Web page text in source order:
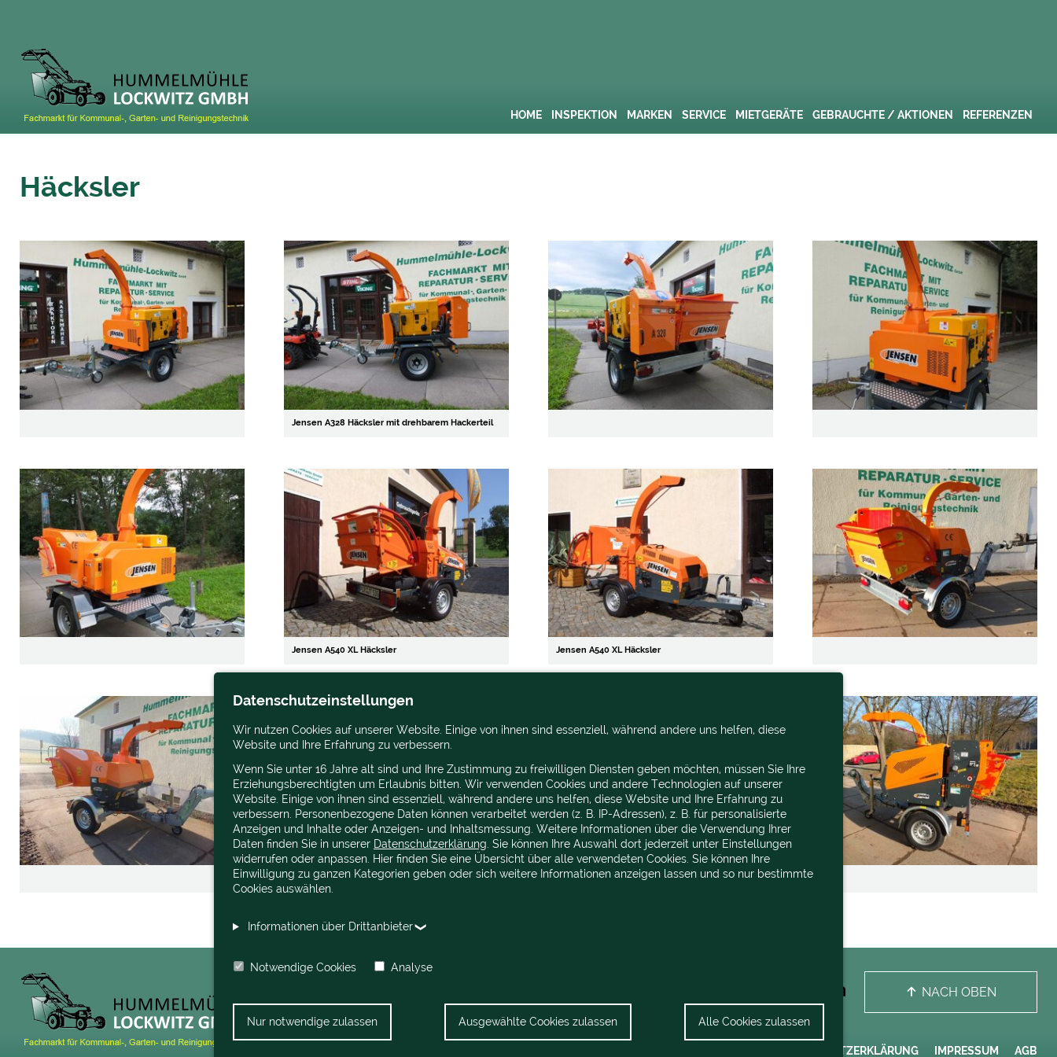
Datenschutzeinstellungen
Wir nutzen Cookies auf unserer Website. Einige von ihnen sind essenziell, während andere uns helfen, diese
Website und Ihre Erfahrung zu verbessern.
Wenn Sie unter 16 Jahre alt sind und Ihre Zustimmung zu freiwilligen Diensten geben möchten, müssen Sie Ihre
Erziehungsberechtigten um Erlaubnis bitten. Wir verwenden Cookies und andere Technologien auf unserer
Website. Einige von ihnen sind essenziell, während andere uns helfen, diese Website und Ihre Erfahrung zu
verbessern. Personenbezogene Daten können verarbeitet werden (z. B. IP-Adressen), z. B. für personalisierte
Anzeigen und Inhalte oder Anzeigen- und Inhaltsmessung. Weitere Informationen über die Verwendung Ihrer
Daten finden Sie in unserer Datenschutzerklärung . Sie können Ihre Auswahl dort jederzeit unter Einstellungen
widerrufen oder anpassen. Hier finden Sie eine Übersicht über alle verwendeten Cookies. Sie können Ihre
Einwilligung zu ganzen Kategorien geben oder sich weitere Informationen anzeigen lassen und so nur bestimmte
Cookies auswählen.
Informationen über Drittanbieter
Notwendige Cookies Analyse
Nur notwendige zulassen Ausgewählte Cookies zulassen Alle Cookies zulassen
HOME INSPEKTION MARKEN SERVICE MIETGERÄTE GEBRAUCHTE / AKTIONEN REFERENZEN
Häcksler
Jensen A328 Häcksler mit drehbarem Hackerteil
Jensen A540 XL Häcksler Jensen A540 XL Häcksler
NACH OBEN
DATENSCHUTZERKLÄRUNG IMPRESSUM AGB